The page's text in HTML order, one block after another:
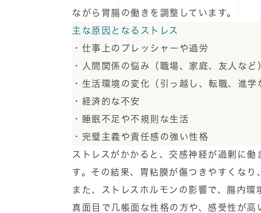
ながら胃腸の働きを調整しています。
主な原因となるストレス
・仕事上のプレッシャーや過労
・人間関係の悩み（職場、家庭、友人など
・生活環境の変化（引っ越し、転職、進学
・経済的な不安
・睡眠不足や不規則な生活
・完璧主義や責任感の強い性格
ストレスがかかると、交感神経が過剰に
す。その結果、胃粘膜が傷つきやすくなり
また、ストレスホルモンの影響で、腸内環
真面目で几帳面な性格の方や、感受性が高